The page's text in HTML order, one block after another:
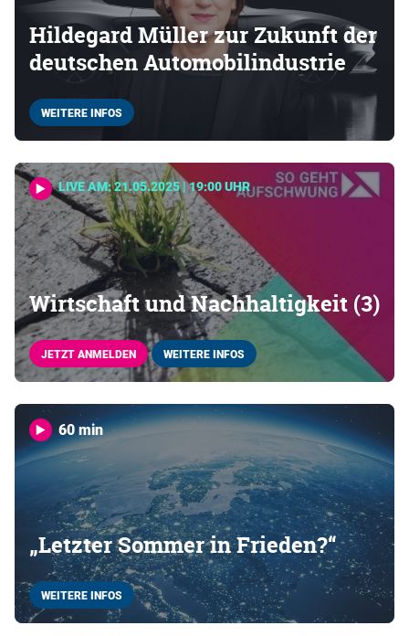
Hildegard Müller zur Zukunft der
deutschen Automobilindustrie
WEITERE INFOS
LIVE AM: 21.05.2025 | 19:00 UHR
Wirtschaft und Nachhaltigkeit (3)
JETZT ANMELDEN WEITERE INFOS
60 min
„Letzter Sommer in Frieden?“
WEITERE INFOS